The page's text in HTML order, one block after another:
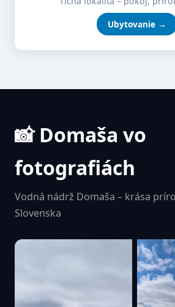
Ubytovanie →
📸 Domaša vo
fotografiách
Vodná nádrž Domaša – krása
Slovenska